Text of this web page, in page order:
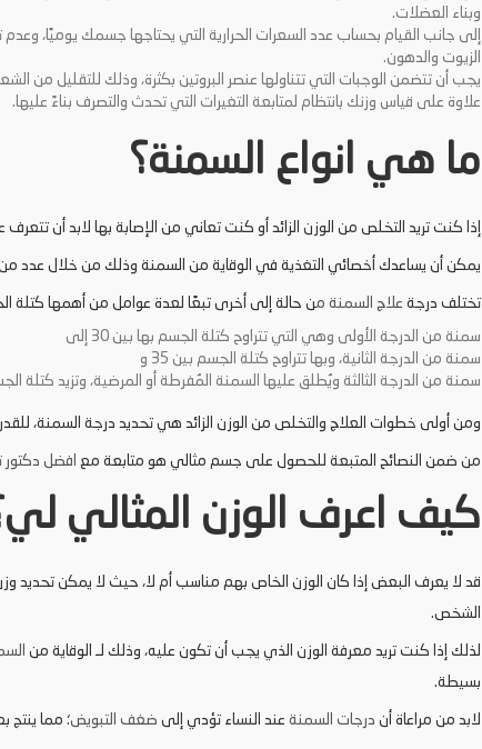
وبناء العضلات.
إلى جانب القيام بحساب عدد السعرات الحرارية التي يحتاجها جسمك يوميًا،
الزيوت والدهون.
يجب أن تتضمن الوجبات التي تتناولها عنصر البروتين بكثرة، وذلك للتقليل من
علاوة على قياس وزنك بانتظام لمتابعة التغيرات التي تحدث والتصرف بناءً عليها.
ما هي انواع السمنة؟
إذا كنت تريد التخلص من الوزن الزائد أو كنت تعاني من الإصابة بها لابد أن تتعرف
يمكن أن يساعدك أخصائي التغذية في الوقاية من السمنة وذلك من خلال عدد
تختلف درجة علاج السمنة من حالة إلى أخرى تبعًا لعدة عوامل من أهمها كتلة
سمنة من الدرجة الأولى وهي التي تتراوح كتلة الجسم بها بين 30 إلى
سمنة من الدرجة الثانية، وبها تتراوح كتلة الجسم بين 35 و
سمنة من الدرجة الثالثة ويُطلق عليها السمنة المُفرطة أو المرضية، وتزيد كتلة
ومن أولى خطوات العلاج والتخلص من الوزن الزائد هي تحديد درجة السمنة،
من ضمن النصائح المتبعة للحصول على جسم مثالي هو متابعة مع افضل دكتور
كيف اعرف الوزن المثالي
قد لا يعرف البعض إذا كان الوزن الخاص بهم مناسب أم لا، حيث لا يمكن تحديد
الشخص.
لذلك إذا كنت تريد معرفة الوزن الذي يجب أن تكون عليه، وذلك لـ الوقاية من
بسيطة.
لابد من مراعاة أن درجات السمنة عند النساء تؤدي إلى ضغف التبويض؛ مما ينتج